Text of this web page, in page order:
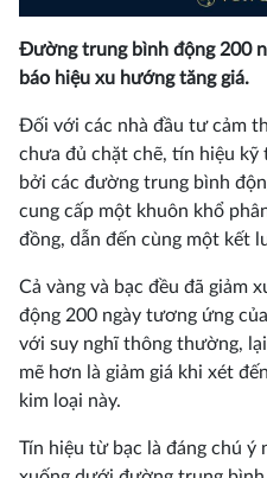
Đường trung bình động 200
báo hiệu xu hướng tăng giá.
Đối với các nhà đầu tư cảm
chưa đủ chặt chẽ, tín hiệu
bởi các đường trung bình
cung cấp một khuôn khổ
đồng, dẫn đến cùng một kết
Cả vàng và bạc đều đã giảm
động 200 ngày tương ứng
với suy nghĩ thông thường,
mẽ hơn là giảm giá khi xét
kim loại này.
Tín hiệu từ bạc là đáng chú ý